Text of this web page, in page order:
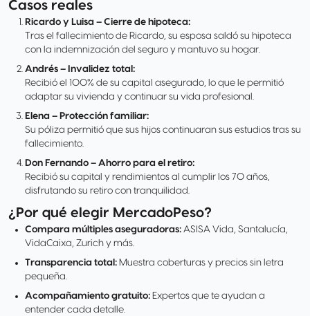
Casos reales
Ricardo y Luisa – Cierre de hipoteca:
Tras el fallecimiento de Ricardo, su esposa saldó su hipoteca
con la indemnización del seguro y mantuvo su hogar.
Andrés – Invalidez total:
Recibió el 100% de su capital asegurado, lo que le permitió
adaptar su vivienda y continuar su vida profesional.
Elena – Protección familiar:
Su póliza permitió que sus hijos continuaran sus estudios tras su
fallecimiento.
Don Fernando – Ahorro para el retiro:
Recibió su capital y rendimientos al cumplir los 70 años,
disfrutando su retiro con tranquilidad.
¿Por qué elegir MercadoPeso?
Compara múltiples aseguradoras: ASISA Vida, Santalucía,
VidaCaixa, Zurich y más.
Transparencia total: Muestra coberturas y precios sin letra
pequeña.
Acompañamiento gratuito: Expertos que te ayudan a
entender cada detalle.